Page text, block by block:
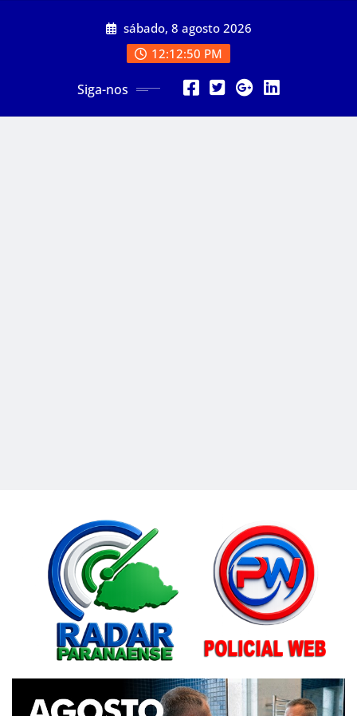
sábado, 8 agosto 2026
12:12:52 PM
Siga-nos